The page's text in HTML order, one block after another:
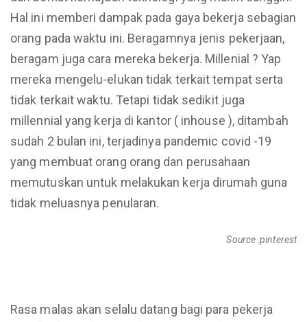
Hal ini memberi dampak pada gaya bekerja sebagian
orang pada waktu ini. Beragamnya jenis pekerjaan,
beragam juga cara mereka bekerja. Millenial ? Yap
mereka mengelu-elukan tidak terkait tempat serta
tidak terkait waktu. Tetapi tidak sedikit juga
millennial yang kerja di kantor ( inhouse ), ditambah
sudah 2 bulan ini, terjadinya pandemic covid -19
yang membuat orang orang dan perusahaan
memutuskan untuk melakukan kerja dirumah guna
tidak meluasnya penularan.
Source :pinterest
Rasa malas akan selalu datang bagi para pekerja